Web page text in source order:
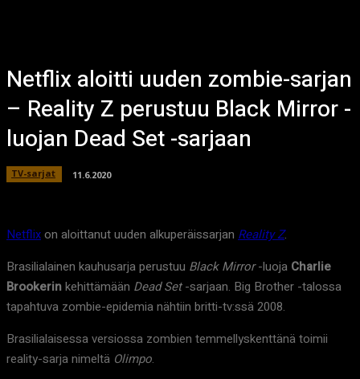
Netflix aloitti uuden zombie-sarjan
– Reality Z perustuu Black Mirror -
luojan Dead Set -sarjaan
TV-sarjat 11.6.2020
Netflixon aloittanut uuden alkuperäissarjan Reality Z.
Brasilialainen kauhusarja perustuu Black Mirror-luoja Charlie
Brookerinkehittämään Dead Set-sarjaan. Big Brother -talossa
tapahtuva zombie-epidemia nähtiin britti-tv:ssä 2008.
Brasilialaisessa versiossa zombien temmellyskenttänä toimii
reality-sarja nimeltä Olimpo.